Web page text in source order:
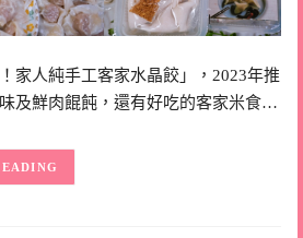
家人純手工客家水晶餃」，2023年推
及鮮肉餛飩，還有好吃的客家米食…